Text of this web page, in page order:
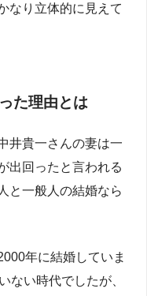
なり立体的に見えて
た理由とは
井貴一さんの妻は一
出回ったと言われる
と一般人の結婚なら
年に結婚していま
ない時代でしたが、